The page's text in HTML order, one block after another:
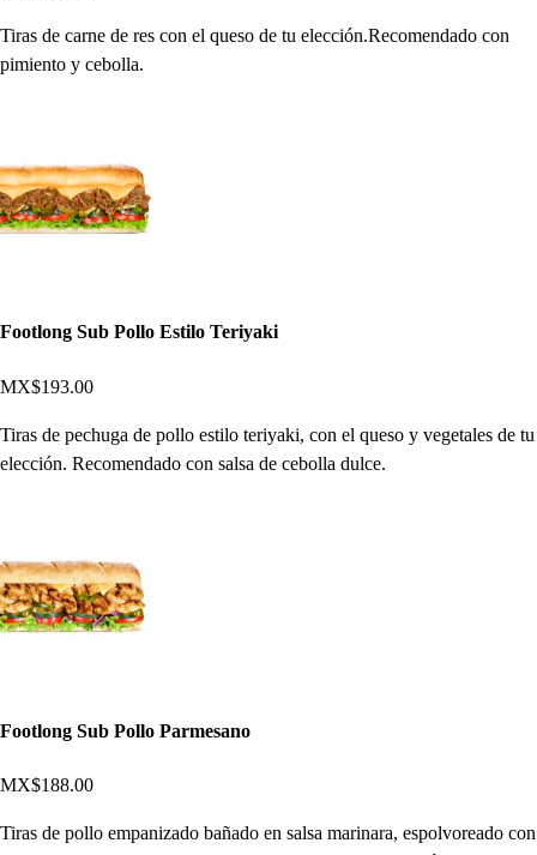
Tiras de carne de res con el queso de tu elección.Recomendado con
pimiento y cebolla.
Footlong Sub Pollo Estilo Teriyaki
MX$193.00
Tiras de pechuga de pollo estilo teriyaki, con el queso y vegetales de tu
elección. Recomendado con salsa de cebolla dulce.
Footlong Sub Pollo Parmesano
MX$188.00
Tiras de pollo empanizado bañado en salsa marinara, espolvoreado con